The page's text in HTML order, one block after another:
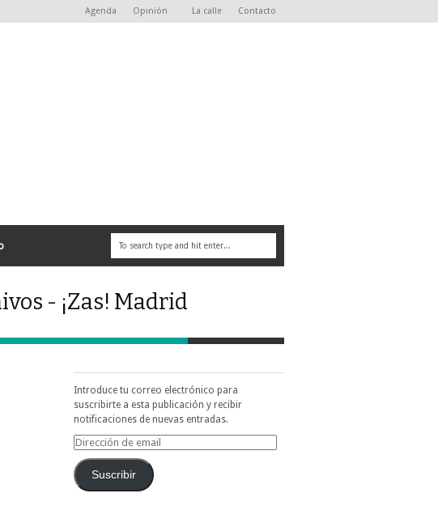
Agenda Opinión La calle Contacto
- ¡Zas! Madrid
Introduce tu correo electrónico para
suscribirte a esta publicación y recibir
notificaciones de nuevas entradas.
Dirección
emailSuscribir